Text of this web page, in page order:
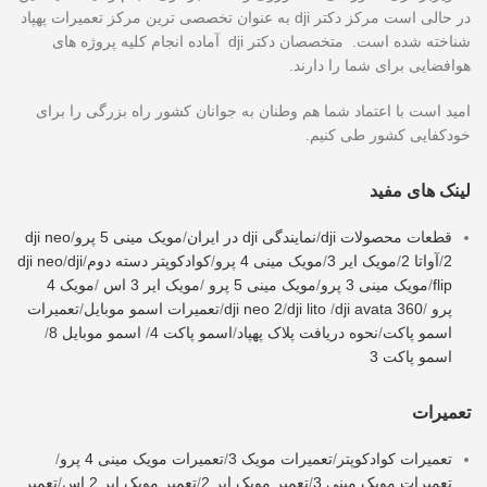
در حالی است مرکز دکتر dji به عنوان تخصصی ترین مرکز تعمیرات پهپاد
شناخته شده است. متخصصان دکتر dji آماده انجام کلیه پروژه های
هوافضایی برای شما را دارند.
امید است با اعتماد شما هم وطنان به جوانان کشور راه بزرگی را برای
خودکفایی کشور طی کنیم.
لینک های مفید
قطعات محصولات dji /نمایندگی dji در ایران /مویک مینی 5 پرو /
dji neo
2
/آواتا 2 /مویک ایر 3 /مویک مینی 4 پرو /کوادکوپتر دسته دوم/
dji neo/dji
flip
/مویک مینی 3 پرو /مویک مینی 5 پرو /مویک ایر 3 اس /
مویک 4
پرو /
dji neo 2/dji lito /dji avata 360
/تعمیرات اسمو موبایل/تعمیرات
اسمو پاکت/نحوه دریافت پلاک پهپاد/اسمو پاکت 4 / اسمو موبایل 8
/
اسمو پاکت 3
تعمیرات
تعمیرات کوادکوپتر /تعمیرات مویک 3 /تعمیرات مویک مینی 4 پرو
/
تعمیرات مویک مینی 3
/تعمیر مویک ایر 2 /تعمیر مویک ایر 2 اس /تعمیر